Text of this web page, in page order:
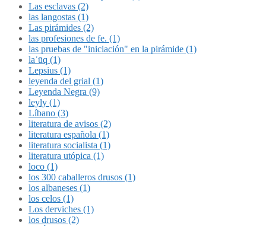
Las esclavas (2)
las langostas (1)
Las pirámides (2)
las profesiones de fe. (1)
las pruebas de "iniciación" en la pirámide (1)
laʿūq (1)
Lepsius (1)
leyenda del grial (1)
Leyenda Negra (9)
leyly (1)
Líbano (3)
literatura de avisos (2)
literatura española (1)
literatura socialista (1)
literatura utópica (1)
loco (1)
los 300 caballeros drusos (1)
los albaneses (1)
los celos (1)
Los derviches (1)
los drusos (2)